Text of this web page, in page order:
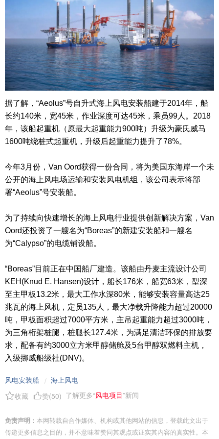
据了解，“Aeolus”号自升式海上风电安装船建于2014年，船
长约140米，宽45米，作业深度可达45米，乘员99人。2018
年，该船起重机（原最大起重能力900吨）升级为豪氏威马
1600吨绕桩式起重机，升级后起重能力提升了78%。
今年3月份，Van Oord获得一份合同，将为美国东海岸一个未
公开的海上风电场运输和安装风电机组，该公司表示将部
署“Aeolus”号安装船。
为了持续向快速增长的海上风电行业提供创新解决方案，Van
Oord还投资了一艘名为“Boreas”的新建安装船和一艘名
为“Calypso”的电缆铺设船。
“Boreas”目前正在中国船厂建造。该船由丹麦主流设计公司
KEH(Knud E. Hansen)设计，船长176米，船宽63米，型深
至主甲板13.2米，最大工作水深80米，能够安装容量高达25
兆瓦的海上风机，定员135人，最大净载升降能力超过20000
吨，甲板面积超过7000平方米，主吊起重能力超过3000吨，
为三角桁架桩腿，桩腿长127.4米，为满足清洁环保的排放要
求，配备有约3000立方米甲醇储舱及5台甲醇双燃料主机，
入级挪威船级社(DNV)。
风电安装船 / 海上风电
收藏
赞(50) 了解更多“风电项目”新闻
免责声明： 本网转载自合作媒体、机构或其他网站的信息，登载此文出于
传递更多信息之目的，并不意味着赞同其观点或证实其内容的真实性。本